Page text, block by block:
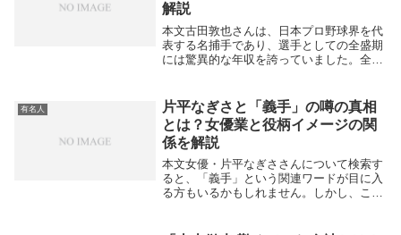
解説
本文古田敦也さんは、日本プロ野球界を代
表する名捕手であり、選手としての全盛期
には驚異的な年収を誇っていました。全盛
た。さらにスポンサー契約料やメディア出
演料、タイト...
有名人
片平なぎさと「義手」の噂の真相
とは？女優業と役柄イメージの関
係を解説
本文女優・片平なぎささんについて検索す
ると、「義手」という関連ワードが目に入
る方もいるかもしれません。しかし、これ